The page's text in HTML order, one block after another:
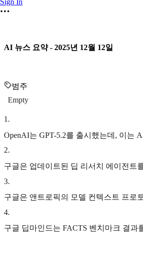
Sign In
AI 뉴스 요약 - 2025년 12월 12일
범주
Empty
1 .
OpenAI는 GPT-5.2를 출시했는데, 이는
2.
구글은 업데이트된 딥 리서치 에이전트
3.
구글은 앤트로픽의 모델 컨텍스트 프로
4.
구글 딥마인드는 FACTS 벤치마크 결과